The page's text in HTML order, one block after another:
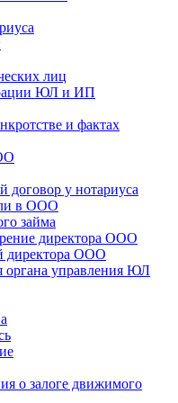
лиц
ЮЛ и ИП
и фактах
у нотариуса
в ООО
займа
директора ООО
директора ООО
органа управления ЮЛ
о залоге движимого